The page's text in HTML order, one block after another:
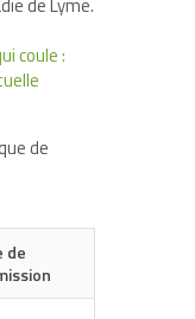
de Lyme.
coule :
de
de